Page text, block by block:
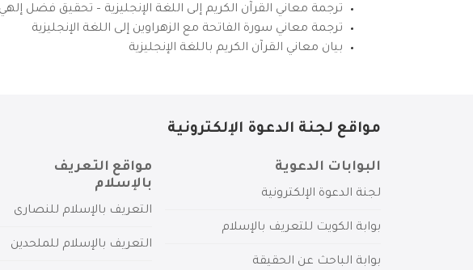
ترجمة معاني القرآن الكريم إلى اللغة الإنجليزية – تحقيق فضل
ترجمة معاني سورة الفاتحة مع الزهراوين إلى اللغة الإنجليزية
بيان معاني القرآن الكريم باللغة الإنجليزية
مواقع لجنة الدعوة الإلكترونية
البوابات الدعوية
لجنة الدعوة الإلكترونية
بوابة الكويت للتعريف بالإسلام
بوابة الباحث عن الحقيقة
مواقع التعريف
بالإسلام
التعريف بالإسلام للنصارى
التعريف بالإسلام للملحدين